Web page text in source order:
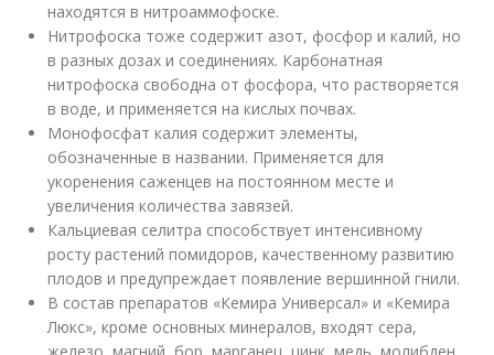
находятся в нитроаммофоске.
Нитрофоска тоже содержит азот, фосфор и калий, но
в разных дозах и соединениях. Карбонатная
нитрофоска свободна от фосфора, что растворяется
в воде, и применяется на кислых почвах.
Монофосфат калия содержит элементы,
обозначенные в названии. Применяется для
укоренения саженцев на постоянном месте и
увеличения количества завязей.
Кальциевая селитра способствует интенсивному
росту растений помидоров, качественному развитию
плодов и предупреждает появление вершинной гнили.
В состав препаратов «Кемира Универсал» и «Кемира
Люкс», кроме основных минералов, входят сера,